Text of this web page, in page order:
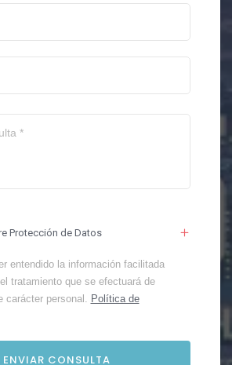
Protección de Datos
entendido la información facilitada
tratamiento que se efectuará de
carácter personal. Política de